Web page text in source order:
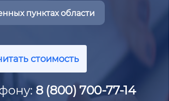
пунктах области
стоимость
8 (800) 700-77-14